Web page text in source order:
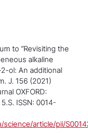
to “Revisiting the
alkaline
ol: An additional
J. 156 (2021)
OXFORD:
ISSN: 0014-
article/pii/